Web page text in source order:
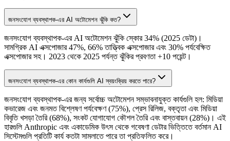
জনসংযোগ ব্যবস্থাপক-এর AI অটোমেশন ঝুঁকি কত?
জনসংযোগ ব্যবস্থাপক-এর AI অটোমেশন ঝুঁকি স্কোর 34% (2025 ডেটা)।
সামগ্রিক AI এক্সপোজার 47%, 66% তাত্ত্বিক এক্সপোজার এবং 30% পর্যবেক্ষিত
এক্সপোজার সহ। 2023 থেকে 2025 পর্যন্ত ঝুঁকির প্রবণতা +10 পয়েন্ট।
জনসংযোগ ব্যবস্থাপক-এর কোন কার্যগুলি AI স্বয়ংক্রিয় করতে পারে?
জনসংযোগ ব্যবস্থাপক-এর জন্য সর্বোচ্চ অটোমেশন সম্ভাবনাযুক্ত কার্যগুলি হল: মিডিয়া
কভারেজ এবং জনমত বিশ্লেষণ পর্যবেক্ষণ (75%), প্রেস রিলিজ, বক্তৃতা এবং মিডিয়া
বিবৃতি খসড়া তৈরি (68%), সংকট যোগাযোগ কৌশল তৈরি এবং বাস্তবায়ন (28%)। এই
হারগুলি Anthropic এবং একাডেমিক উৎস থেকে গবেষণা ডেটার ভিত্তিতে বর্তমান AI
সিস্টেমগুলি প্রতিটি কার্য কতটা সামলাতে পারে তা প্রতিফলিত করে।